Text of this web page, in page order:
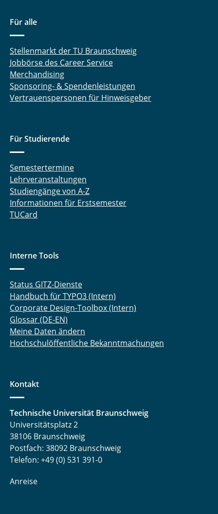
Für alle
Stellenmarkt der TU Braunschweig
Jobbörse des Career Service
Merchandising
Sponsoring- & Spendenleistungen
Vertrauenspersonen für Hinweisgeber
Für Studierende
Semestertermine
Lehrveranstaltungen
Studiengänge von A-Z
Informationen für Erstsemester
TUCard
Interne Tools
Status GITZ-Dienste
Handbuch für TYPO3 (Intern)
Corporate Design-Toolbox (Intern)
Glossar (DE-EN)
Meine Daten ändern
Hochschulöffentliche Bekanntmachungen
Kontakt
Technische Universität Braunschweig
Universitätsplatz 2
38106 Braunschweig
Postfach: 38092 Braunschweig
Telefon: +49 (0) 531 391-0
Anreise